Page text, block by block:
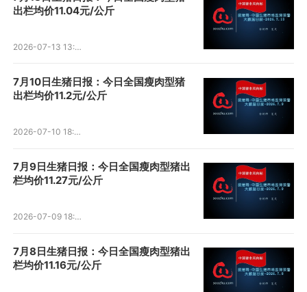
出栏均价11.04元/公斤
2026-07-13 13:38:14
7月10日生猪日报：今日全国瘦肉型猪
出栏均价11.2元/公斤
2026-07-10 18:27:00
7月9日生猪日报：今日全国瘦肉型猪出
栏均价11.27元/公斤
2026-07-09 18:44:37
7月8日生猪日报：今日全国瘦肉型猪出
栏均价11.16元/公斤